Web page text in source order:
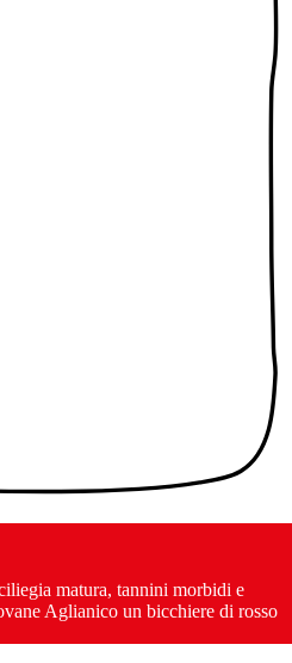
matura, tannini morbidi e
Aglianico un bicchiere di rosso